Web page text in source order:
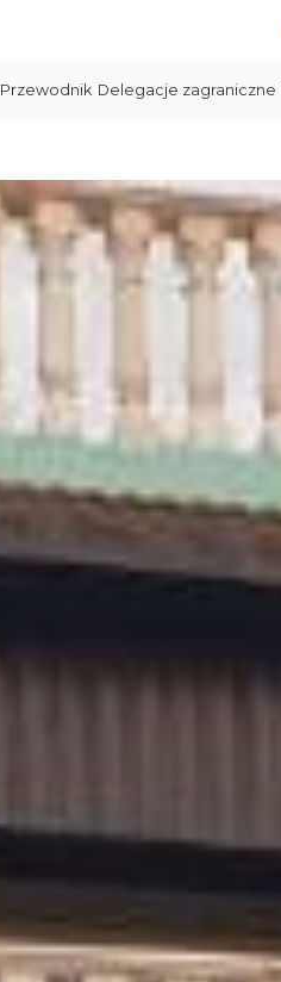
Przewodnik Delegacje zagraniczne